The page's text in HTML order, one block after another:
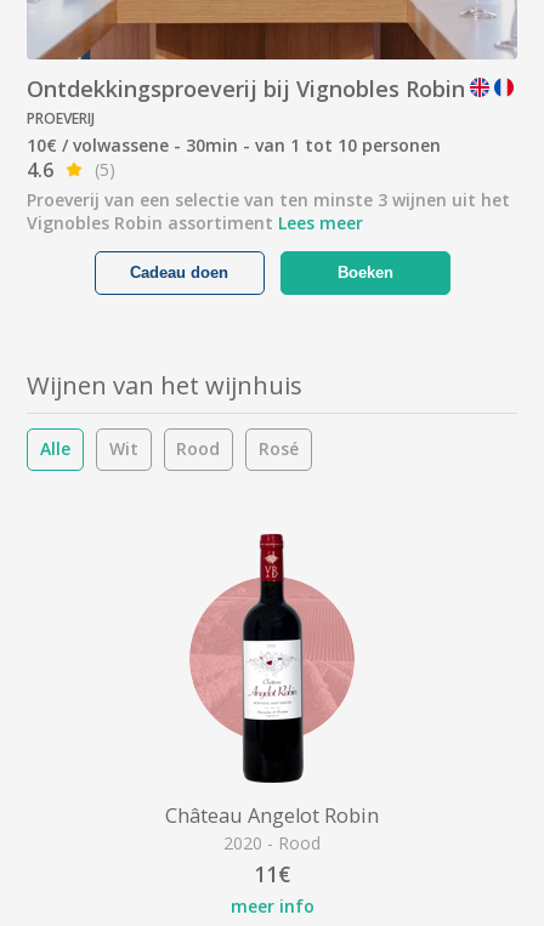
Ontdekkingsproeverij bij Vignobles Robin
PROEVERIJ
10€ / volwassene - 30min - van 1 tot 10 personen
4.6
(5)
Proeverij van een selectie van ten minste 3 wijnen uit het
Vignobles Robin assortiment Lees meer
Boeken
Cadeau doen
Wijnen van het wijnhuis
Alle Wit Rood Rosé
Château Angelot Robin
2020 - Rood
11€
meer info